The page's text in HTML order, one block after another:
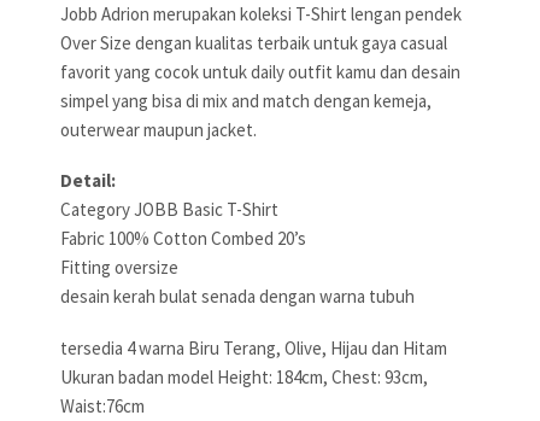
Jobb Adrion merupakan koleksi T-Shirt lengan pendek
Over Size dengan kualitas terbaik untuk gaya casual
favorit yang cocok untuk daily outfit kamu dan desain
simpel yang bisa di mix and match dengan kemeja,
outerwear maupun jacket.
Detail:
Category JOBB Basic T-Shirt
Fabric 100% Cotton Combed 20’s
Fitting oversize
desain kerah bulat senada dengan warna tubuh
tersedia 4 warna Biru Terang, Olive, Hijau dan Hitam
Ukuran badan model Height: 184cm, Chest: 93cm,
Waist:76cm